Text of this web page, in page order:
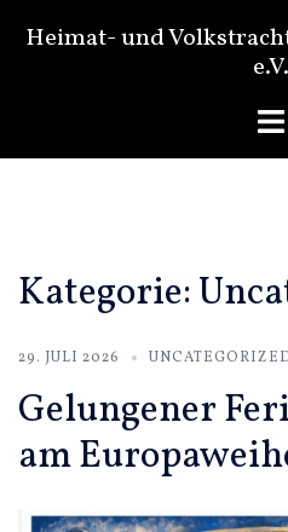
InhaltHeimat- und
e.V.
Kategorie:
29. JULI 2026
Gelungener
am